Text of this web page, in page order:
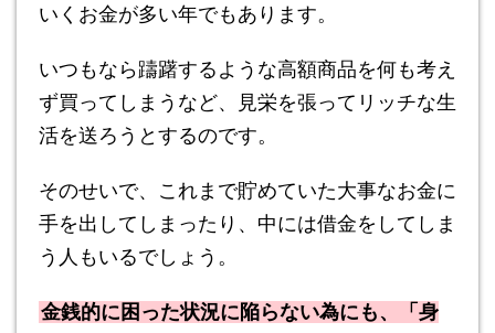
いくお金が多い年でもあります。
いつもなら躊躇するような高額商品を何も考え
ず買ってしまうなど、見栄を張ってリッチな生
活を送ろうとするのです。
そのせいで、これまで貯めていた大事なお金に
手を出してしまったり、中には借金をしてしま
う人もいるでしょう。
金銭的に困った状況に陥らない為にも、「身